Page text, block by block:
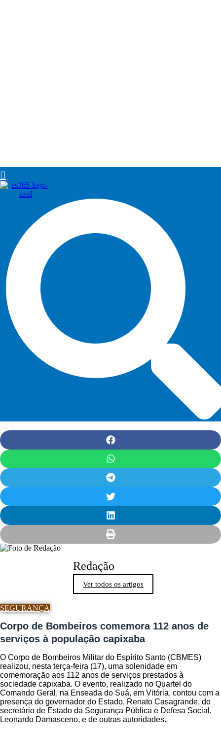
Redação
Ver todos os artigos
SEGURANÇA
Corpo de Bombeiros comemora 112 anos de
serviços à população capixaba
O Corpo de Bombeiros Militar do Espírito Santo (CBMES)
realizou, nesta terça-feira (17), uma solenidade em
comemoração aos 112 anos de serviços prestados à
sociedade capixaba. O evento, realizado no Quartel do
Comando Geral, na Enseada do Suá, em Vitória, contou com a
presença do governador do Estado, Renato Casagrande, do
secretário de Estado da Segurança Pública e Defesa Social,
Leonardo Damasceno, e de outras autoridades.